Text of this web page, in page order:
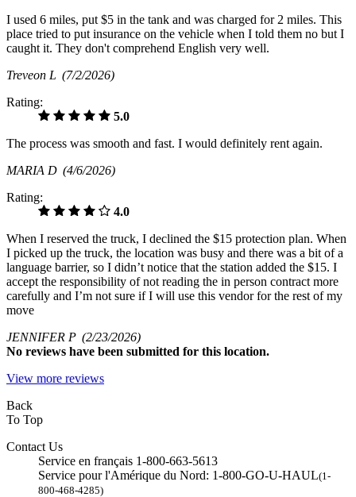
I used 6 miles, put $5 in the tank and was charged for 2 miles. This
place tried to put insurance on the vehicle when I told them no but I
caught it. They don't comprehend English very well.
Treveon L (7/2/2026)
Rating:
5.0
The process was smooth and fast. I would definitely rent again.
MARIA D (4/6/2026)
Rating:
4.0
When I reserved the truck, I declined the $15 protection plan. When
I picked up the truck, the location was busy and there was a bit of a
language barrier, so I didn’t notice that the station added the $15. I
accept the responsibility of not reading the in person contract more
carefully and I’m not sure if I will use this vendor for the rest of my
move
JENNIFER P (2/23/2026)
No reviews have been submitted for this location.
View more reviews
Back
To Top
Contact Us
Service en français 1-800-663-5613
Service pour l'Amérique du Nord: 1-800-GO-U-HAUL(1-
800-468-4285)